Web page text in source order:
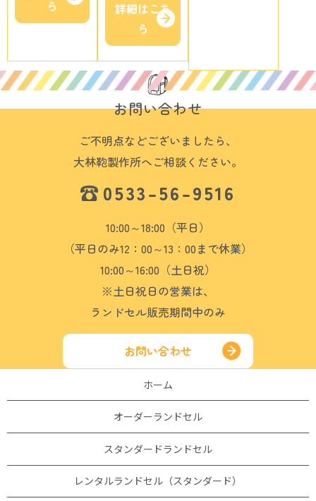
ら
詳細はこち
ら
お問い合わせ
ご不明点などございましたら、
大林鞄製作所へご相談ください。
0533-56-9516
10:00～18:00（平日）
（平日のみ12：00～13：00まで休業）
10:00～16:00（土日祝）
※土日祝日の営業は、
ランドセル販売期間中のみ
お問い合わせ
ホーム
オーダーランドセル
スタンダードランドセル
レンタルランドセル（スタンダード）